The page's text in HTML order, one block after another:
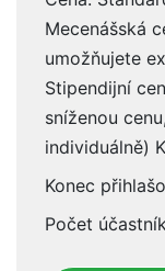
Mecenášská
umožňujete
Stipendijní
sníženou
individuálně)
Konec
Počet